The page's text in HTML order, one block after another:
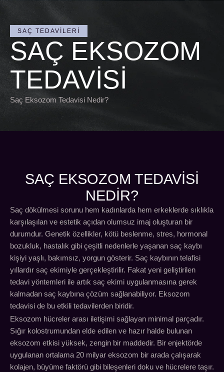
SAÇ TEDAVILERI
SAÇ EKSOZOM
TEDAVISI
Saç Eksozom Tedavisi Nedir?
SAÇ EKSOZOM TEDAVISI
NEDİR?
Saç dökülmesi sorunu hem kadınlarda hem erkeklerde sıklıkla
karşılaşılan ve estetik açıdan olumsuz imaj oluşturan bir
durumdur. Genetik özellikler, kötü beslenme, stres, hormonal
bozukluk, hastalık gibi çeşitli nedenlerle yaşanan saç kaybı
kişiyi yaşlı, bakımsız, yorgun gösterir. Saç kaybının telafisi
yıllardır saç ekimiyle gerçekleştirilir. Fakat yeni geliştirilen
tedavi yöntemleri ile artık saç ekimi uygulanmasına gerek
kalmadan saç kaybına çözüm sağlanabiliyor. Eksozom
tedavisi de bu etkili tedavilerden biridir.
Eksozom hücreler arası iletişimi sağlayan minimal parçadır.
Sığır kolostrumundan elde edilen ve hazır halde bulunan
eksozom etkisi yüksek, zengin bir maddedir. Bir enjektörde
uygulanan ortalama 20 milyar eksozom bir arada çalışarak
kolajen, büyüme faktörü gibi bileşenleri doku ve hücrelere taşır.